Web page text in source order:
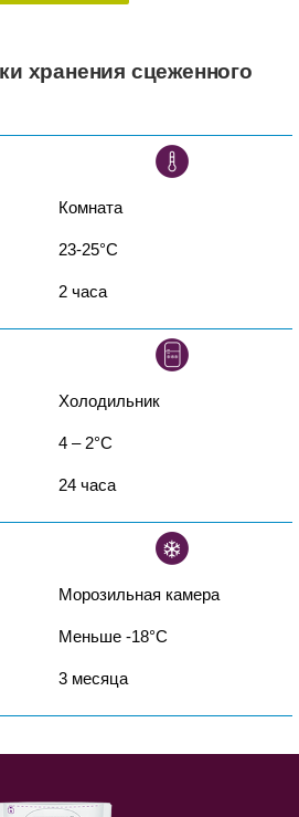
хранения сцеженного
Комната
23-25°C
2 часа
Холодильник
4 – 2°C
24 часа
Морозильная камера
Меньше -18°C
3 месяца